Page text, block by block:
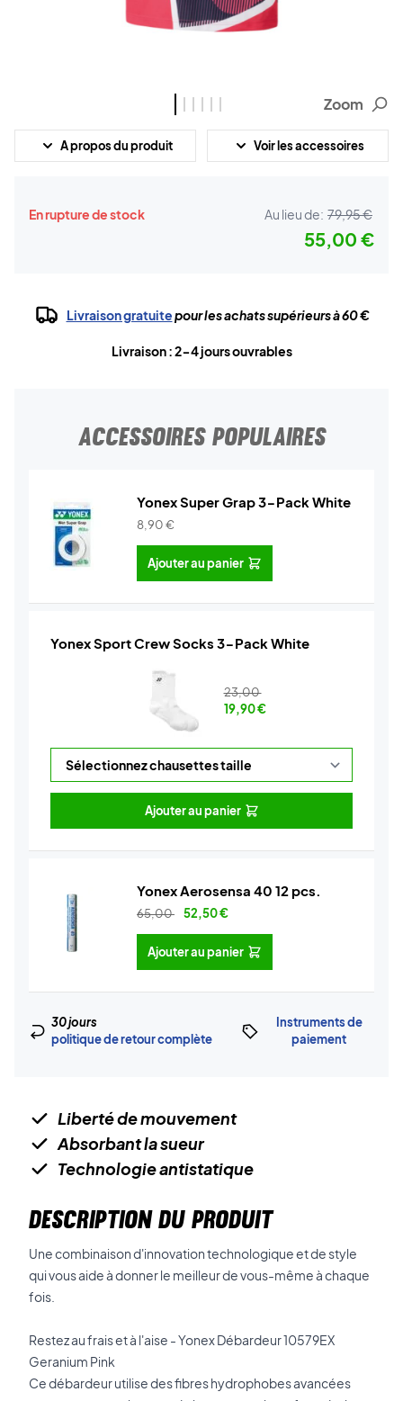
Zoom
A propos du produit Voir les accessoires
En rupture de stock Au lieu de: 79,95 €
55,00 €
Livraison gratuitepour les achats supérieurs à 60 €
Livraison : 2-4 jours ouvrables
ACCESSOIRES POPULAIRES
Yonex Super Grap 3-Pack White
8,90€
Ajouter au panier
Yonex Sport Crew Socks 3-Pack White
23,00
19,90€
Ajouter au panier
Yonex Aerosensa 40 12 pcs.
65,00 52,50€
Ajouter au panier
30 jours
politique de retour complète
Instruments de
paiement
Liberté de mouvement
Absorbant la sueur
Technologie antistatique
DESCRIPTION DU PRODUIT
Une combinaison d'innovation technologique et de style
qui vous aide à donner le meilleur de vous-même à chaque
fois.
Restez au frais et à l'aise - Yonex Débardeur 10579EX
Geranium Pink
Ce débardeur utilise des fibres hydrophobes avancées